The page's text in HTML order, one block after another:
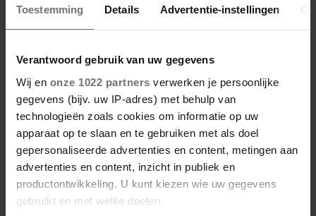
Toestemming Details Advertentie-instellingen
Verantwoord gebruik van uw gegevens
Wij en onze 1022 partners verwerken je persoonlijke
gegevens (bijv. uw IP-adres) met behulp van
technologieën zoals cookies om informatie op uw
apparaat op te slaan en te gebruiken met als doel
gepersonaliseerde advertenties en content, metingen aan
advertenties en content, inzicht in publiek en
productontwikkeling. U kunt kiezen wie uw gegevens
gebruikt en met welke doelen.
Meer van Suzanne